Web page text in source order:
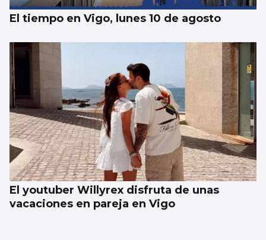
El tiempo en Vigo, lunes 10 de agosto
El youtuber Willyrex disfruta de unas
vacaciones en pareja en Vigo